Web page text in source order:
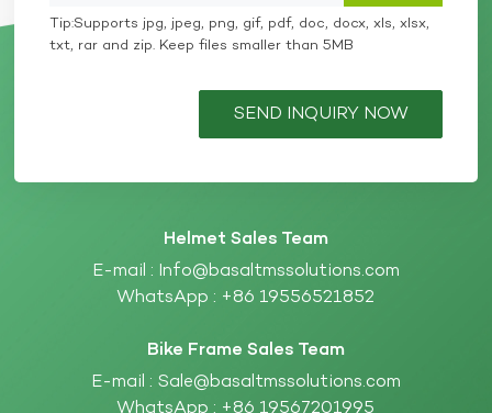
Tip:Supports jpg, jpeg, png, gif, pdf, doc, docx, xls, xlsx,
txt, rar and zip. Keep files smaller than 5MB
SEND INQUIRY NOW
Helmet Sales Team
E-mail : Info@basaltmssolutions.com
WhatsApp : +86 19556521852
Bike Frame Sales Team
E-mail : Sale@basaltmssolutions.com